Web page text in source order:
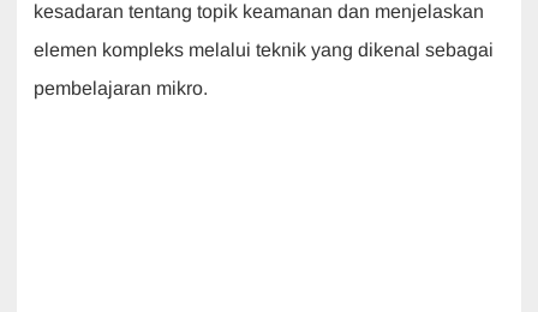
kesadaran tentang topik keamanan dan menjelaskan
elemen kompleks melalui teknik yang dikenal sebagai
pembelajaran mikro.